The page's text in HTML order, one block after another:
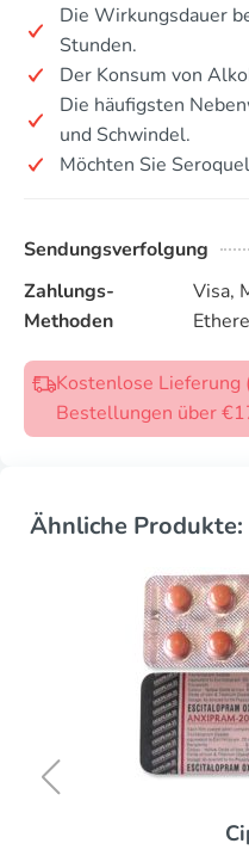
Die Wirkungsdauer
Stunden.
Der Konsum von
Die häufigsten
und Schwindel.
Möchten Sie
Sendungsverfolgung
Zahlungs-
Methoden
Visa,
Kostenlose
Bestellungen über
Ähnliche Produkte: